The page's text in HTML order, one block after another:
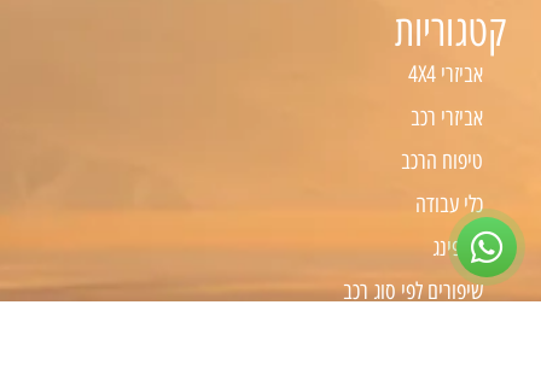
קטגוריות
אביזרי 4X4
אביזרי רכב
טיפוח הרכב
כלי עבודה
קמפינג
שיפורים לפי סוג רכב